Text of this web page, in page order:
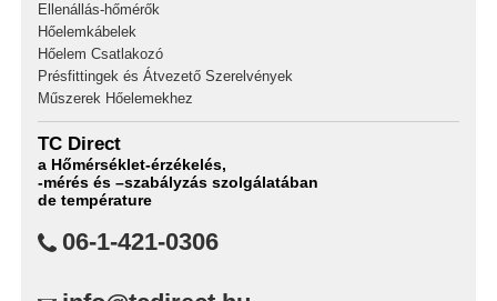
Ellenállás-hőmérők
Hőelemkábelek
Hőelem Csatlakozó
Présfittingek és Átvezető Szerelvények
Műszerek Hőelemekhez
TC Direct
a Hőmérséklet-érzékelés,
-mérés és –szabályzás szolgálatában
de température
06-1-421-0306